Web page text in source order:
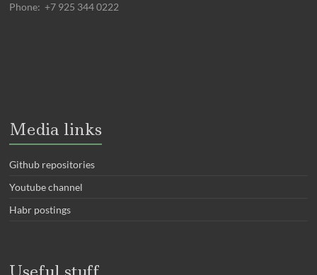
Phone: +7 925 344 0222
Media links
Github repositories
Youtube channel
Habr postings